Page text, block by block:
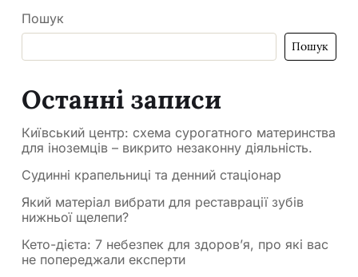
Пошук
Пошук
Останні записи
Київський центр: схема сурогатного материнства
для іноземців – викрито незаконну діяльність.
Судинні крапельниці та денний стаціонар
Який матеріал вибрати для реставрації зубів
нижньої щелепи?
Кето-дієта: 7 небезпек для здоров’я, про які вас
не попереджали експерти